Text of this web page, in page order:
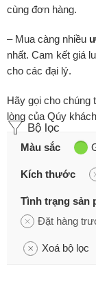
cùng đơn hàng.
– Mua càng nhiều
nhất. Cam kết giá
cho các đại lý.
Hãy gọi cho chúng
lòng của Qúy
Bộ lọc
Màu sắc
Kích thước
Tình trạng sản
Đặt hàng
Xoá bộ lọc